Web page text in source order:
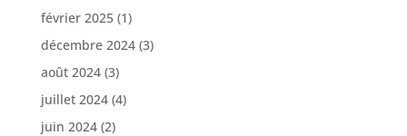
février 2025(1)
décembre 2024(3)
août 2024(3)
juillet 2024(4)
juin 2024(2)